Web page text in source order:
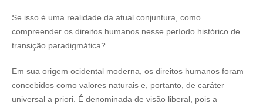
Se isso é uma realidade da atual conjuntura, como
compreender os direitos humanos nesse período histórico de
transição paradigmática?
Em sua origem ocidental moderna, os direitos humanos foram
concebidos como valores naturais e, portanto, de caráter
universal a priori. É denominada de visão liberal, pois a